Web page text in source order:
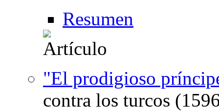
Resumen
"El prodigioso
contra los turcos